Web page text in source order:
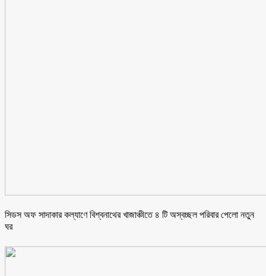
সিডস অফ সাদাকার কল্যাণে বিশ্বনাথের খাজাঞ্চীতে ৪ টি অস্বচ্ছল পরিবার পেলো নতুন
ঘর